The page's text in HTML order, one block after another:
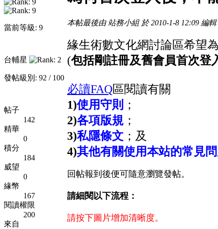
當前等級: 9
台輔星
發帖級別: 92 / 100
帖子
142
精華
0
積分
184
威望
0
緣幣
167
閱讀權限
200
來自
本帖最後由 站務小組 於 2010-1-8 12:09 編輯
緣生術數文化網討論區希望
(包括剛註冊及舊會員首次登
必讀FAQ區閱讀有關
1)使用守則 ；
2)各項版規 ；
3)私隱條文 ；及
4)其他有關使用本站的常見
回帖報到後便可隨意瀏覽發帖。
請細閱以下流程：
請按下圖片增加清晰度。